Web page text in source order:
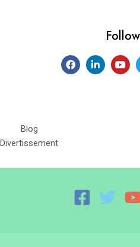
Blog
Divertissement